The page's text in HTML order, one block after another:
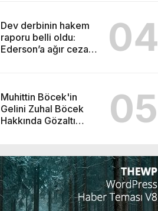
Dev derbinin hakem
raporu belli oldu:
Ederson’a ağır ceza
04
Muhittin Böcek'in
Gelini Zuhal Böcek
Hakkında Gözaltı
05